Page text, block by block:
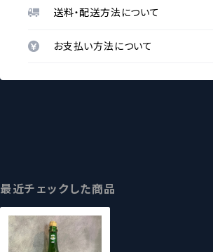
送料・配送方法について
お支払い方法について
最近チェックした商品